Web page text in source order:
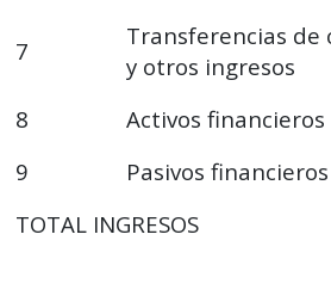
7
Transferencias de
y otros ingresos
8 Activos financieros
9
Pasivos financieros
TOTAL INGRESOS